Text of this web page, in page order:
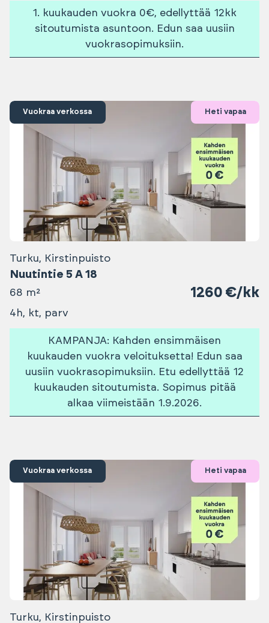
1. kuukauden vuokra 0€, edellyttää 12kk
sitoutumista asuntoon. Edun saa uusiin
vuokrasopimuksiin.
Vuokraa verkossa Heti vapaa
Turku, Kirstinpuisto
Nuutintie 5 A 18
68 m² 1260 €/kk
4h, kt, parv
KAMPANJA: Kahden ensimmäisen
kuukauden vuokra veloituksetta! Edun saa
uusiin vuokrasopimuksiin. Etu edellyttää 12
kuukauden sitoutumista. Sopimus pitää
alkaa viimeistään 1.9.2026.
Vuokraa verkossa Heti vapaa
Turku, Kirstinpuisto